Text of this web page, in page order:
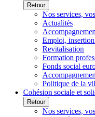
Retour
Nos services,
Actualités
Emploi,
Revitalisation
Formation
Fonds social
Politique de la
Cohésion sociale et
Retour
Nos services,